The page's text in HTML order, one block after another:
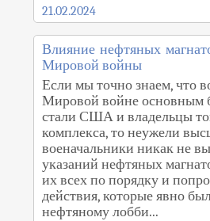
21.02.2024
Влияние нефтяных
Мировой войны
Если мы точно знаем, что
Мировой войне основным
стали США и владельцы
комплекса, то неужели
военачальники никак не
указаний нефтяных
их всех по порядку и
действия, которые явно
нефтяному лобби...